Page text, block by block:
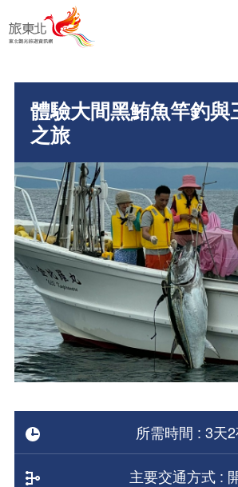
體驗大間黑鮪魚竿釣與
之旅
所需時間 : 3天
主要交通方式 :